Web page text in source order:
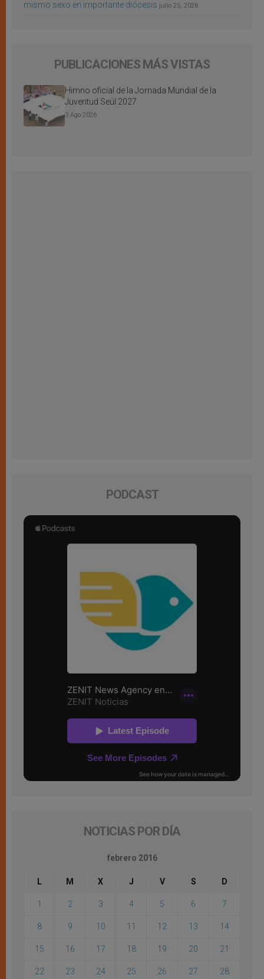
mismo sexo en importante diócesis julio 25, 2026
PUBLICACIONES MÁS VISTAS
Himno oficial de la Jornada Mundial de la
Juventud Seúl 2027
3 Ago 2026
PODCAST
NOTICIAS POR DÍA
febrero 2016
L M X J V S D
1 2 3 4 5 6 7
8 9 10 11 12 13 14
15 16 17 18 19 20 21
22 23 24 25 26 27 28